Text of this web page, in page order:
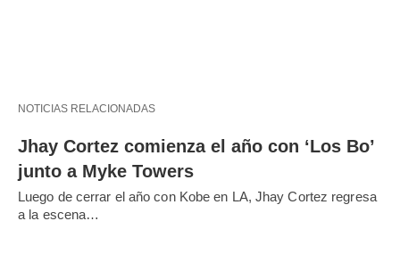
NOTICIAS RELACIONADAS
Jhay Cortez comienza el año con ‘Los Bo’
junto a Myke Towers
Luego de cerrar el año con Kobe en LA, Jhay Cortez regresa
a la escena…